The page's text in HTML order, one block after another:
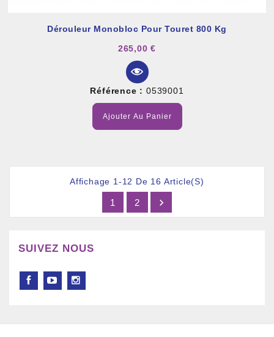
Dérouleur Monobloc Pour Touret 800 Kg
265,00 €
Référence : 0539001
Ajouter Au Panier
Affichage 1-12 De 16 Article(s)
1 2 
SUIVEZ NOUS